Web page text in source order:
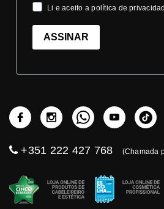
Li e aceito a política de
ASSINAR
+351 222 427 768 (Chamada